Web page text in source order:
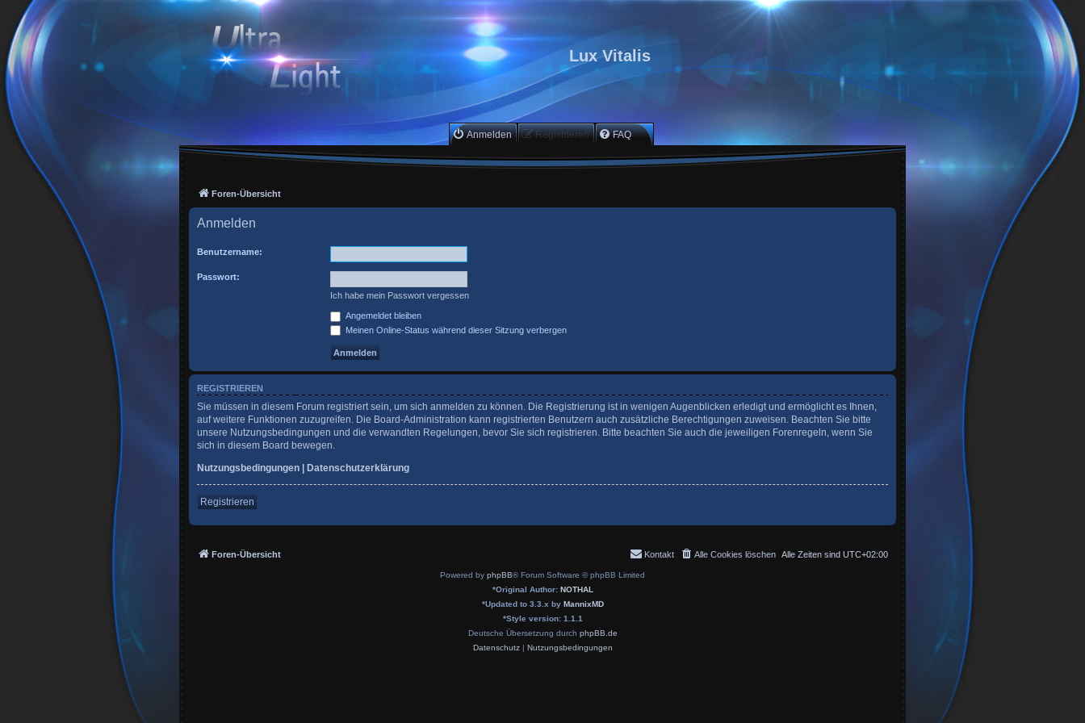
Lux Vitalis
Anmelden Registrieren FAQ
Foren-Übersicht
Anmelden
Benutzername:
Passwort:
Ich habe mein Passwort vergessen
Angemeldet bleiben
Meinen Online-Status während dieser Sitzung verbergen
REGISTRIEREN
Sie müssen in diesem Forum registriert sein, um sich anmelden zu können. Die Registrierung ist in wenigen Augenblicken erledigt und ermöglicht es Ihnen,
auf weitere Funktionen zuzugreifen. Die Board-Administration kann registrierten Benutzern auch zusätzliche Berechtigungen zuweisen. Beachten Sie bitte
unsere Nutzungsbedingungen und die verwandten Regelungen, bevor Sie sich registrieren. Bitte beachten Sie auch die jeweiligen Forenregeln, wenn Sie
sich in diesem Board bewegen.
Nutzungsbedingungen | Datenschutzerklärung
Registrieren
Foren-Übersicht Alle Zeiten sind UTC+02:00
Alle Cookies löschen
Kontakt
Powered by phpBB® Forum Software © phpBB Limited
*Original Author: NOTHAL
*Updated to 3.3.x by MannixMD
*Style version: 1.1.1
Deutsche Übersetzung durch phpBB.de
Datenschutz| Nutzungsbedingungen